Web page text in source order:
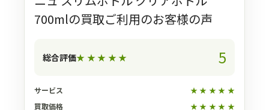
700mlの買取ご利用のお客様の声
総合評価★ ★★ ★★ 5
サービス ★★ ★★ ★
買取価格
★★ ★★ ★